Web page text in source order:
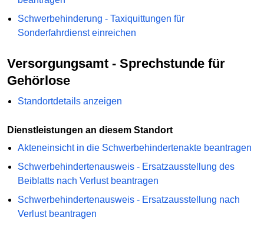
Schwerbehinderung - Taxiquittungen für
Sonderfahrdienst einreichen
Versorgungsamt - Sprechstunde für
Gehörlose
Standortdetails anzeigen
Dienstleistungen an diesem Standort
Akteneinsicht in die Schwerbehindertenakte beantragen
Schwerbehindertenausweis - Ersatzausstellung des
Beiblatts nach Verlust beantragen
Schwerbehindertenausweis - Ersatzausstellung nach
Verlust beantragen